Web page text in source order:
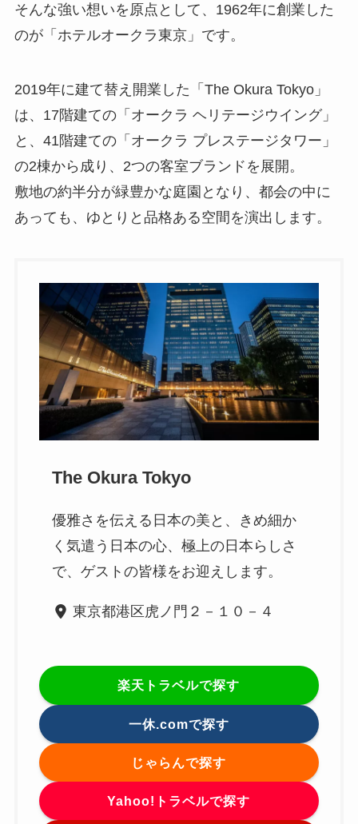
そんな強い想いを原点として、1962年に創業した
のが「ホテルオークラ東京」です。
2019年に建て替え開業した「The Okura Tokyo」
は、17階建ての「オークラ ヘリテージウイング」
と、41階建ての「オークラ プレステージタワー」
の2棟から成り、2つの客室ブランドを展開。
敷地の約半分が緑豊かな庭園となり、都会の中に
あっても、ゆとりと品格ある空間を演出します。
The Okura Tokyo
優雅さを伝える日本の美と、きめ細か
く気遣う日本の心、極上の日本らしさ
で、ゲストの皆様をお迎えします。
東京都港区虎ノ門２－１０－４
楽天トラベルで探す
一休.comで探す
じゃらんで探す
Yahoo!トラベルで探す